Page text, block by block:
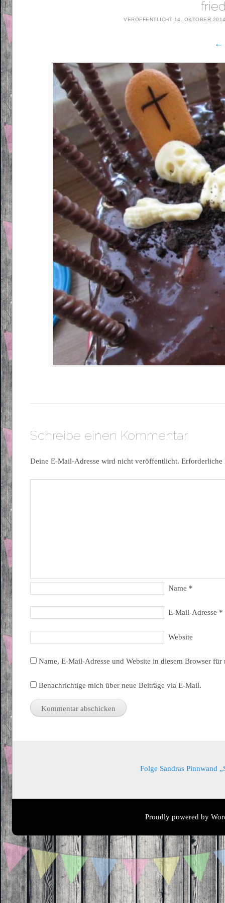
VERÖFFENTLICHT 14. OKTOBER
←
Schreibe einen Kommentar
Deine E-Mail-Adresse wird nicht veröffentlicht.
Name *
E-Mail-Adresse *
Website
Name, E-Mail-Adresse und Website in diesem Browser
Benachrichtige mich über neue Beiträge via E-Mail.
Folge Sandras Pinnwand
Proudly powered by